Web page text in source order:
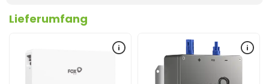
Lieferumfang